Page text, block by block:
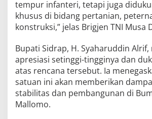
tempur infanteri, tetapi juga
khusus di bidang pertanian,
konstruksi,” jelas Brigjen TNI Musa
Bupati Sidrap, H. Syaharuddin
apresiasi setinggi-tingginya dan
atas rencana tersebut. Ia
satuan ini akan memberikan
stabilitas dan pembangunan di
Mallomo.